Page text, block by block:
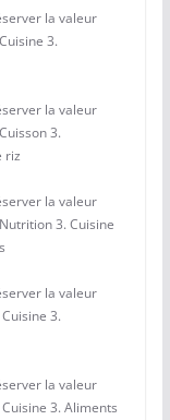
la valeur
3.
la valeur
3.
riz
la valeur
3. Cuisine
la valeur
3.
la valeur
3. Aliments